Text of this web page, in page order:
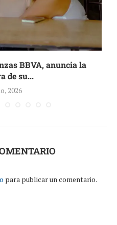
BBVA, anuncia la
de su...
2026
para publicar un comentario.